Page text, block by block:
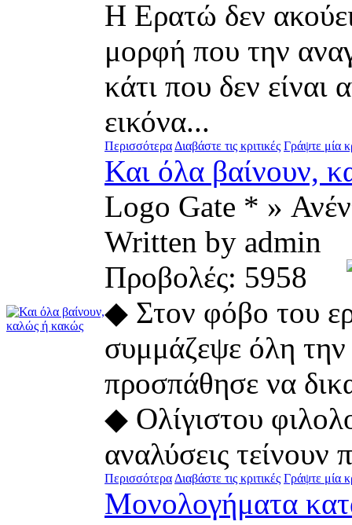
Η Ερατώ δεν
μορφή που την
κάτι που δεν
εικόνα...
Περισσότερα Διαβάστε τις κριτικές Γράψτε μία
Και όλα βαίνουν,
Logo Gate * »
Written by
Προβολές: 5958
◆ Στον φόβο του
συμμάζεψε όλη την
προσπάθησε να
◆ Ολίγιστου
αναλύσεις τείνουν
Περισσότερα Διαβάστε τις κριτικές Γράψτε μία
Μονολογήματα